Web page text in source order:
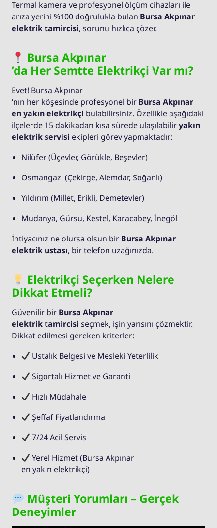
Termal kamera ve profesyonel ölçüm cihazları ile
arıza yerini %100 doğrulukla bulan Bursa Akpınar
elektrik tamircisi, sorunu hızlıca çözer.
Bursa Akpınar
’da Her Semtte Elektrikçi Var mı?
Evet! Bursa Akpınar
‘nın her köşesinde profesyonel bir Bursa Akpınar
en yakın elektrikçi bulabilirsiniz. Özellikle aşağıdaki
ilçelerde 15 dakikadan kısa sürede ulaşılabiliryakın
elektrik servisi ekipleri görev yapmaktadır:
Nilüfer (Üçevler, Görükle, Beşevler)
Osmangazi (Çekirge, Alemdar, Soğanlı)
Yıldırım (Millet, Erikli, Demetevler)
Mudanya, Gürsu, Kestel, Karacabey, İnegöl
İhtiyacınız ne olursa olsun bir Bursa Akpınar
elektrik ustası, bir telefon uzağınızda.
Elektrikçi Seçerken Nelere
Dikkat Etmeli?
Güvenilir bir Bursa Akpınar
elektrik tamircisi seçmek, işin yarısını çözmektir.
Dikkat edilmesi gereken kriterler:
Ustalık Belgesi ve Mesleki Yeterlilik
Sigortalı Hizmet ve Garanti
Hızlı Müdahale
Şeffaf Fiyatlandırma
7/24 Acil Servis
Yerel Hizmet (Bursa Akpınar
en yakın elektrikçi)
Müşteri Yorumları – Gerçek
Deneyimler